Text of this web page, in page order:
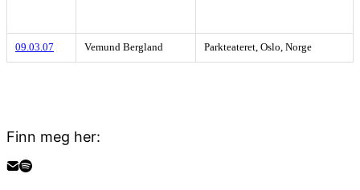
09.03.07 Vemund Bergland Parkteateret, Oslo, Norge
Finn meg her: